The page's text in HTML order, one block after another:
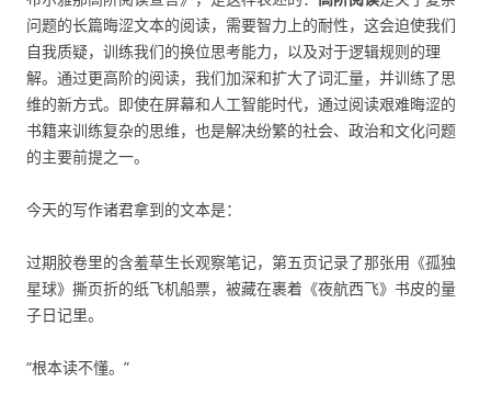
问题的长篇晦涩文本的阅读，需要智力上的耐性，这会迫使我们
自我质疑，训练我们的换位思考能力，以及对于逻辑规则的理
解。通过更高阶的阅读，我们加深和扩大了词汇量，并训练了思
维的新方式。即使在屏幕和人工智能时代，通过阅读艰难晦涩的
书籍来训练复杂的思维，也是解决纷繁的社会、政治和文化问题
的主要前提之一。
今天的写作诸君拿到的文本是：
过期胶卷里的含羞草生长观察笔记，第五页记录了那张用《孤独
星球》撕页折的纸飞机船票，被藏在裹着《夜航西飞》书皮的量
子日记里。
“根本读不懂。”